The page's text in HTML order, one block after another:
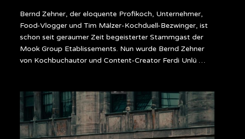
Bernd Zehner, der eloquente Profikoch, Unternehmer,
Food-Vlogger und Tim Mälzer-Kochduell-Bezwinger, ist
schon seit geraumer Zeit begeisterter Stammgast der
Mook Group Etablissements. Nun wurde Bernd Zehner
von Kochbuchautor und Content-Creator Ferdi Unlü …